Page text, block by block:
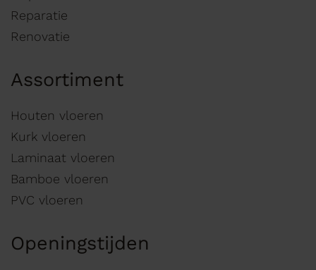
Reparatie
Renovatie
Assortiment
Houten vloeren
Kurk vloeren
Laminaat vloeren
Bamboe vloeren
PVC vloeren
Openingstijden